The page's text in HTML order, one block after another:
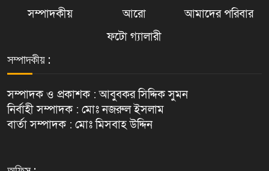
সম্পাদকীয়
আরো
আমাদের পরিবার
ফটো গ্যালারী
সম্পাদকীয় :
সম্পাদক ও প্রকাশক : আবুবকর সিদ্দিক সুমন
নির্বাহী সম্পাদক : মোঃ নজরুল ইসলাম
বার্তা সম্পাদক : মোঃ মিসবাহ উদ্দিন